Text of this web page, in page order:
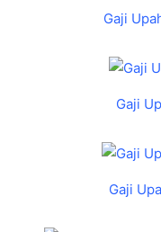
Gaji
Gaji
Gaji